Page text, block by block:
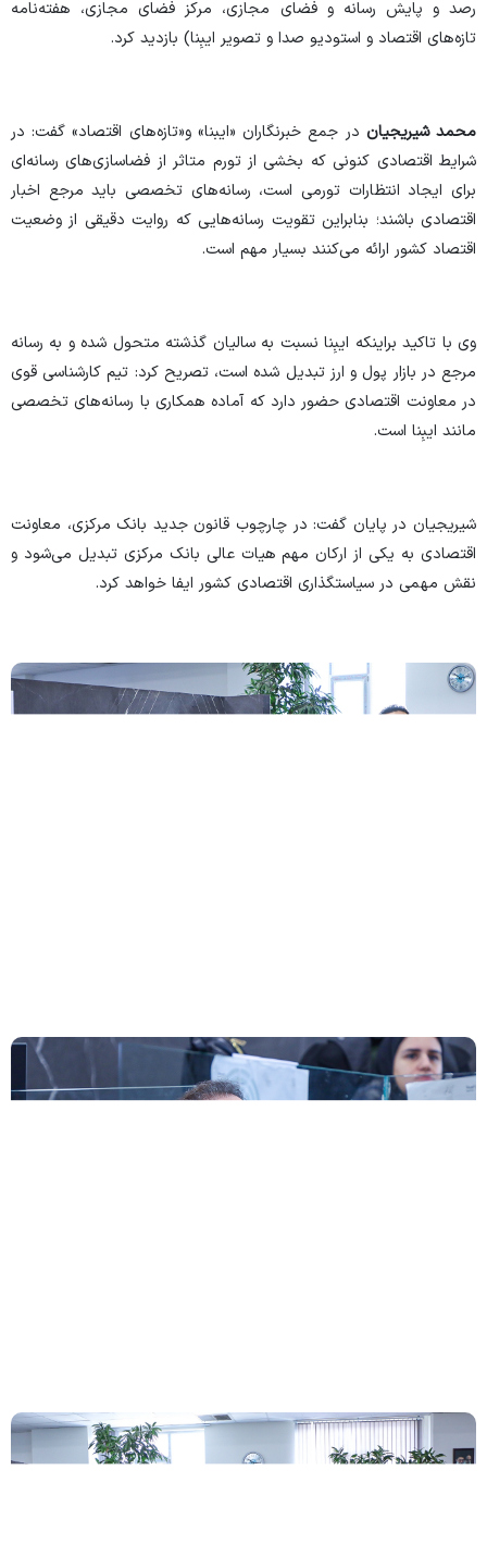
رصد و پایش رسانه و فضای مجازی، مرکز فضای مجازی، هفته‌نامه
تازه‌های اقتصاد و استودیو صدا و تصویر ایبِنا) بازدید کرد.
محمد شیریجیان در جمع خبرنگاران «ایبنا» و«تازه‌های اقتصاد» گفت: در
شرایط اقتصادی کنونی که بخشی از تورم متاثر از فضاسازی‌های رسانه‌ای
برای ایجاد انتظارات تورمی است، رسانه‌های تخصصی باید مرجع اخبار
اقتصادی باشند؛ بنابراین تقویت رسانه‌هایی که روایت دقیقی از وضعیت
اقتصاد کشور ارائه می‌کنند بسیار مهم است.
وی با تاکید براینکه ایبِنا نسبت به سالیان گذشته متحول شده و به رسانه
مرجع در بازار پول و ارز تبدیل شده است، تصریح کرد: تیم کارشناسی قوی
در معاونت اقتصادی حضور دارد که آماده همکاری با رسانه‌های تخصصی
مانند ایبِنا است.
شیریجیان در پایان گفت: در چارچوب قانون جدید بانک مرکزی، معاونت
اقتصادی به یکی از ارکان مهم هیات عالی بانک مرکزی تبدیل می‌شود و
نقش مهمی در سیاستگذاری اقتصادی کشور ایفا خواهد کرد.